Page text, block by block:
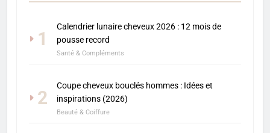
1
Calendrier lunaire cheveux 2026 : 12 mois de
pousse record
Santé & Compléments
2
Coupe cheveux bouclés hommes : Idées et
inspirations (2026)
Beauté & Coiffure